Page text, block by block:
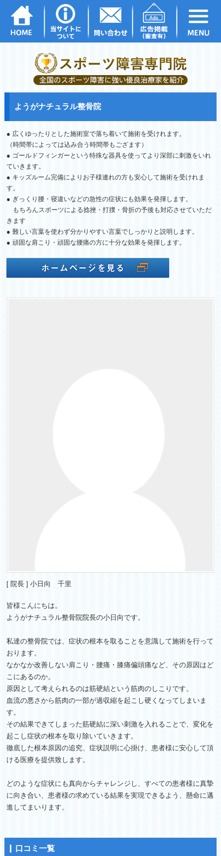
ようがナチュラル整骨院
● 広くゆったりとした施術室で落ち着いて施術を受けれます。
（時間帯によっては込み合う時間帯もござます）
● ゴールドフィンガーという特殊な器具を使ってより深部に刺激をいれ
ていきます。
● キッズルーム完備によりお子様連れの方も安心して施術を受けれま
す。
● ぎっくり腰・寝違いなどの急性の症状にも効果を発揮します。
もちろんスポーツによる捻挫・打撲・骨折の予後も対応させていただ
きます
● 難しい言葉を使わず分かりやすい言葉でしっかりと説明します。
● 頑固な肩こり・頑固な腰痛の方に十分な効果を発揮します。
[ 院長 ] 小日向 千里
皆様こんにちは。
ようがナチュラル整骨院院長の小日向です。
私達の整骨院では、症状の根本を取ることを意識して施術を行って
おります。
なかなか改善しない肩こり・腰痛・膝痛偏頭痛など、その原因はど
こにあるのか。
原因として考えられるのは筋硬結という筋肉のしこりです。
血流の悪さから筋肉の一部が過収縮を起こし硬くなってしまいま
す。
その結果できてしまった筋硬結に深い刺激を入れることで、変化を
起こし症状の根本を取り除いていきます。
徹底した根本原因の追究、症状説明に心掛け、患者様に安心して頂
ける医療を提供致します。
どのような症状にも真向からチャレンジし、すべての患者様に真摯
に向き合い、患者様の求めている結果を実現できるよう、懸命に邁
進してまいります。
口コミ一覧